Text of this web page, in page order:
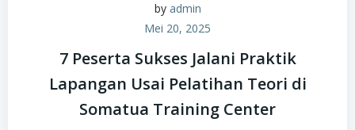
by admin
Mei 20, 2025
7 Peserta Sukses Jalani Praktik
Lapangan Usai Pelatihan Teori di
Somatua Training Center